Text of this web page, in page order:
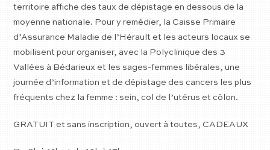
territoire affiche des taux de dépistage en dessous de la
moyenne nationale. Pour y remédier, la Caisse Primaire
d’Assurance Maladie de l’Hérault et les acteurs locaux se
mobilisent pour organiser, avec la Polyclinique des 3
Vallées à Bédarieux et les sages-femmes libérales, une
journée d’information et de dépistage des cancers les plus
fréquents chez la femme : sein, col de l’utérus et côlon.
GRATUIT et sans inscription, ouvert à toutes, CADEAUX